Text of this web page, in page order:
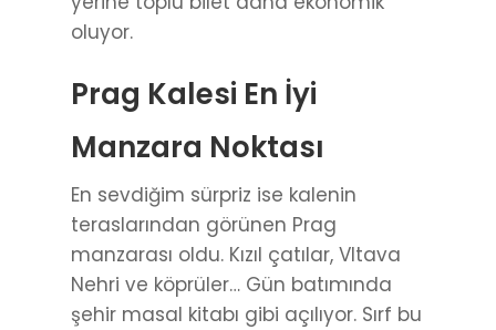
oluyor.
Prag Kalesi En İyi
Manzara Noktası
En sevdiğim sürpriz ise kalenin
teraslarından görünen Prag
manzarası oldu. Kızıl çatılar, Vltava
Nehri ve köprüler… Gün batımında
şehir masal kitabı gibi açılıyor. Sırf bu